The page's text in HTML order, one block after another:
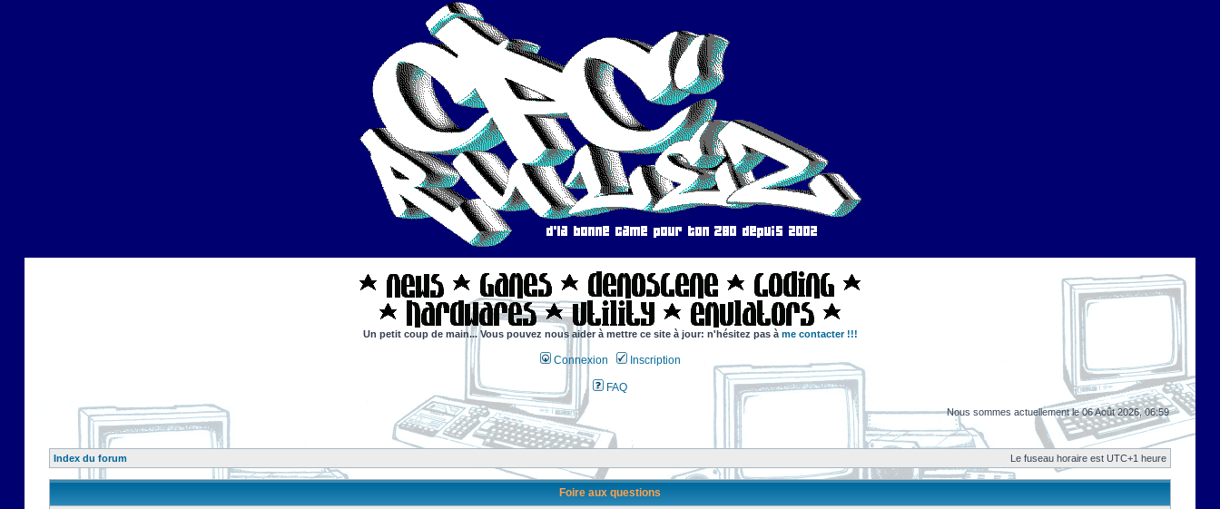
Un petit coup de main... Vous pouvez nous aider à mettre ce site à jour: n'hésitez pas à me contacter !!!
Connexion Inscription
FAQ
Nous sommes actuellement le 06 Août 2026, 06:59
Index du forum Le fuseau horaire est UTC+1 heure
Foire aux questions